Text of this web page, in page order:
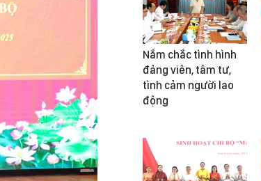
Nắm chắc tình hình
đảng viên, tâm tư,
tình cảm người lao
động